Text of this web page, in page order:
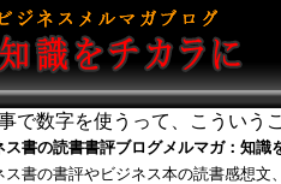
事で数字を使うって、こういう
ス書の読書書評ブログメルマガ：知識
ス書の書評やビジネス本の読書感想